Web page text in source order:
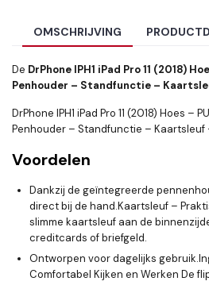
OMSCHRIJVING
De DrPhone IPH1 iPad Pro 11 (2018)
Penhouder – Standfunctie –
DrPhone IPH1 iPad Pro 11 (2018) Hoes –
Penhouder – Standfunctie – Kaartsleuf
Voordelen
Dankzij de geïntegreerde
direct bij de hand.Kaartsleuf –
slimme kaartsleuf aan de
creditcards of briefgeld.
Ontworpen voor dagelijks
Comfortabel Kijken en Werken De